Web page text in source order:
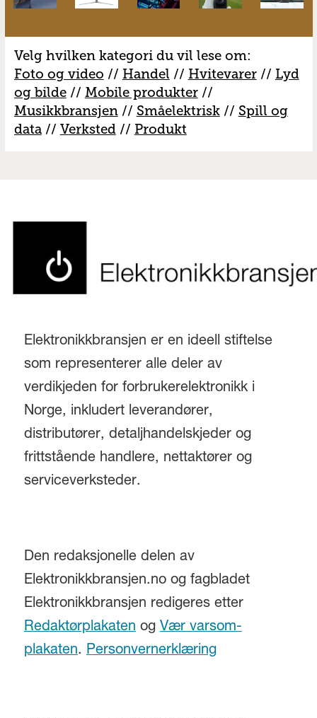
Velg hvilken kategori du vil lese om:
Foto og video // Handel // Hvitevarer// Lyd
og bilde// Mobile produkter//
Musikkbransjen// Småelektrisk// Spill og
data// Verksted// Produkt
Elektronikkbransjen er en ideell stiftelse
som representerer alle deler av
verdikjeden for forbrukerelektronikk i
Norge, inkludert leverandører,
distributører, detaljhandelskjeder og
frittstående handlere, nettaktører og
serviceverksteder.
Den redaksjonelle delen av
Elektronikkbransjen.no og fagbladet
Elektronikkbransjen redigeres etter
Redaktørplakaten og Vær varsom-
plakaten. Personvernerklæring